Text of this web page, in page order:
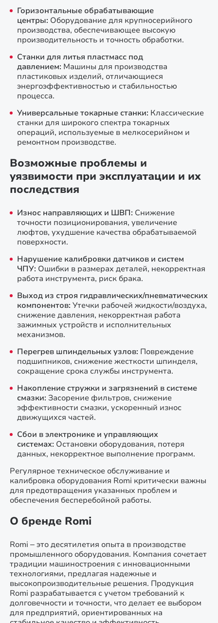
Горизонтальные обрабатывающие
центры: Оборудование для крупносерийного
производства, обеспечивающее высокую
производительность и точность обработки.
Станки для литья пластмасс под
давлением: Машины для производства
пластиковых изделий, отличающиеся
энергоэффективностью и стабильностью
процесса.
Универсальные токарные станки: Классические
станки для широкого спектра токарных
операций, используемые в мелкосерийном и
ремонтном производстве.
Возможные проблемы и
уязвимости при эксплуатации и их
последствия
Износ направляющих и ШВП: Снижение
точности позиционирования, увеличение
люфтов, ухудшение качества обрабатываемой
поверхности.
Нарушение калибровки датчиков и систем
ЧПУ: Ошибки в размерах деталей, некорректная
работа инструмента, риск брака.
Выход из строя гидравлических/пневматических
компонентов: Утечки рабочей жидкости/воздуха,
снижение давления, некорректная работа
зажимных устройств и исполнительных
механизмов.
Перегрев шпиндельных узлов: Повреждение
подшипников, снижение жесткости шпинделя,
сокращение срока службы инструмента.
Накопление стружки и загрязнений в системе
смазки: Засорение фильтров, снижение
эффективности смазки, ускоренный износ
движущихся частей.
Сбои в электронике и управляющих
системах: Остановки оборудования, потеря
данных, некорректное выполнение программ.
Регулярное техническое обслуживание и
калибровка оборудования Romi критически важны
для предотвращения указанных проблем и
обеспечения бесперебойной работы.
О бренде Romi
Romi – это десятилетия опыта в производстве
промышленного оборудования. Компания сочетает
традиции машиностроения с инновационными
технологиями, предлагая надежные и
высокопроизводительные решения. Продукция
Romi разрабатывается с учетом требований к
долговечности и точности, что делает ее выбором
для предприятий, ориентированных на